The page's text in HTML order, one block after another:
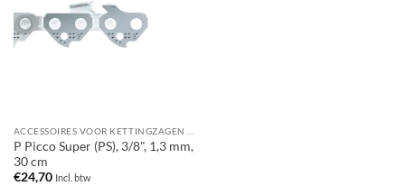
P Picco Super (PS), 3/8", 1,3 mm,
30 cm
€24,70 Incl. btw